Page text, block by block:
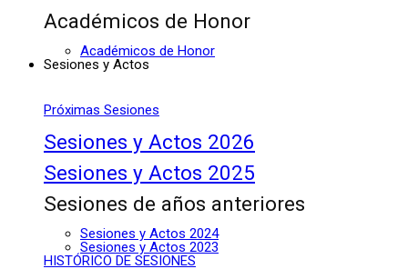
Académicos de Honor
Académicos de Honor
Sesiones y Actos
Próximas Sesiones
Sesiones y Actos 2026
Sesiones y Actos 2025
Sesiones de años anteriores
Sesiones y Actos 2024
Sesiones y Actos 2023
HISTÓRICO DE SESIONES